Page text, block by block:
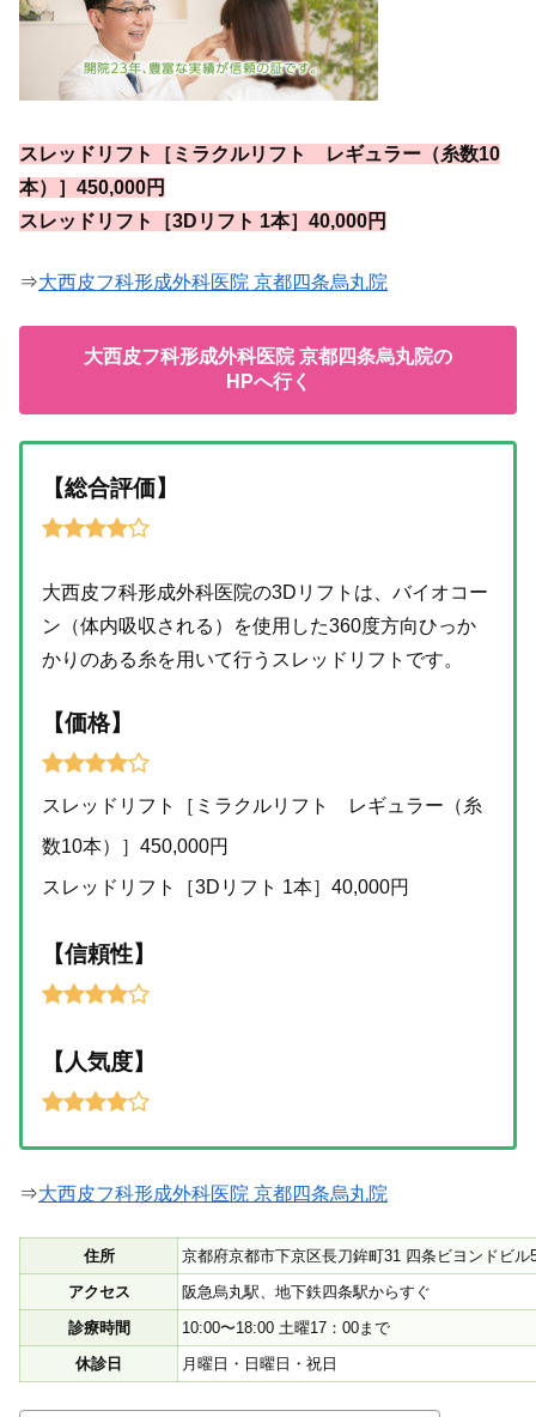
スレッドリフト［ミラクルリフト レギュラー（糸数10
本）］450,000円
スレッドリフト［3Dリフト 1本］40,000円
⇒大西皮フ科形成外科医院 京都四条烏丸院
大西皮フ科形成外科医院 京都四条烏丸院の
HPへ行く
【総合評価】
大西皮フ科形成外科医院の3Dリフトは、バイオコー
ン（体内吸収される）を使用した360度方向ひっか
かりのある糸を用いて行うスレッドリフトです。
【価格】
スレッドリフト［ミラクルリフト レギュラー（糸
数10本）］450,000円
スレッドリフト［3Dリフト 1本］40,000円
【信頼性】
【人気度】
⇒大西皮フ科形成外科医院 京都四条烏丸院
住所
京都府京都市下京区長刀鉾町31 四条ビヨンドビル
アクセス
阪急烏丸駅、地下鉄四条駅からすぐ
診療時間
10:00〜18:00 土曜17：00まで
休診日
月曜日・日曜日・祝日